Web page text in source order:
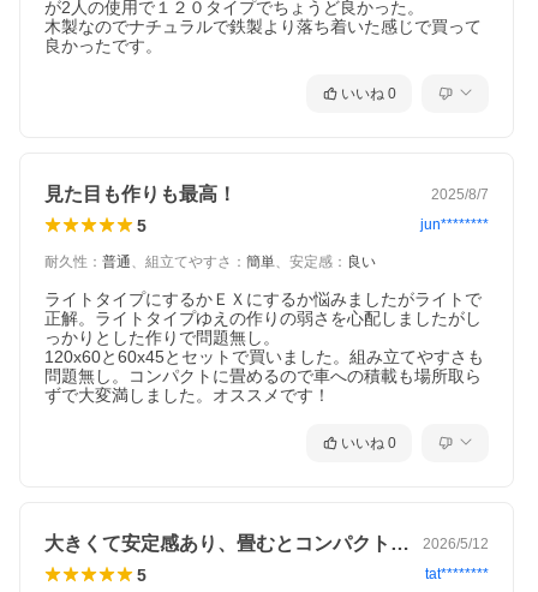
ックを採用。キャンプサイトをより
オシャレにランクアップさせてくれ
ます。
ル」から天板の厚みと木材を見直し
したことで、軽量化を実現しまし
た。女性やソロキャンパーの方が、
が2人の使用で１２０タイプでちょうど良かった。
木製なのでナチュラルで鉄製より落ち着いた感じで買って
良かったです。
いいね 0
見た目も作りも最高！ 2025/8/7
5 jun********
耐久性 ： 普通、 組立てやすさ ： 簡単、 安定感 ： 良い
ライトタイプにするかＥＸにするか悩みましたがライトで
正解。ライトタイプゆえの作りの弱さを心配しましたがし
っかりとした作りで問題無し。
120x60と60x45とセットで買いました。組み立てやすさも
問題無し。コンパクトに畳めるので車への積載も場所取ら
ずで大変満しました。オススメです！
いいね 0
大きくて安定感あり、畳むとコンパクトです 2026/5/12
5 tat********